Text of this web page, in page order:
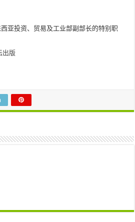
亚投资、贸易及工业部副部长的特别职
出版